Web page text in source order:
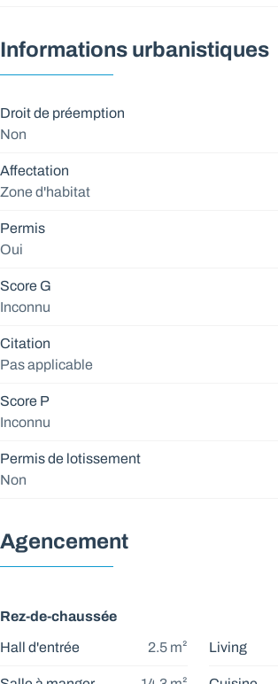
Informations urbanistiques
Droit de préemption
Non
Affectation
Zone d'habitat
Permis
Oui
Score G
Inconnu
Citation
Pas applicable
Score P
Inconnu
Permis de lotissement
Non
Agencement
Rez-de-chaussée
Hall d'entrée 2.5m² Living